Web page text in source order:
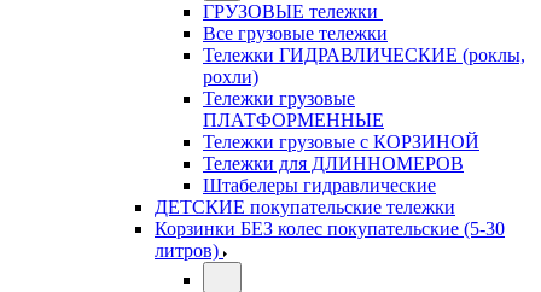
ГРУЗОВЫЕ тележки
Все грузовые тележки
Тележки ГИДРАВЛИЧЕСКИЕ (роклы,
рохли)
Тележки грузовые
ПЛАТФОРМЕННЫЕ
Тележки грузовые с КОРЗИНОЙ
Тележки для ДЛИННОМЕРОВ
Штабелеры гидравлические
ДЕТСКИЕ покупательские тележки
Корзинки БЕЗ колес покупательские (5-30
литров)